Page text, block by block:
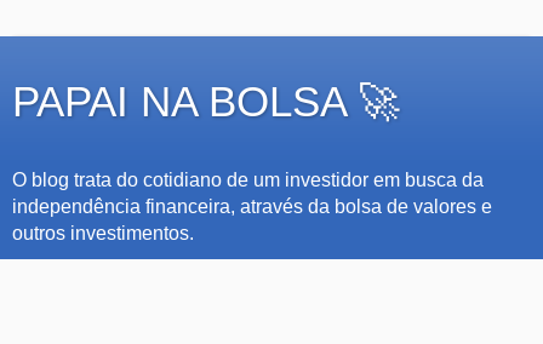
PAPAI NA BOLSA 🚀
O blog trata do cotidiano de um investidor em busca da
independência financeira, através da bolsa de valores e
outros investimentos.